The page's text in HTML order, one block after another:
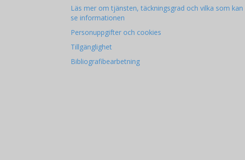
Läs mer om tjänsten, täckningsgrad och vilka som kan
se informationen
Personuppgifter och cookies
Tillgänglighet
Bibliografibearbetning